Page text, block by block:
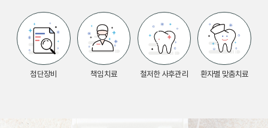
첨단장비 책임치료 철저한 사후관리 환자별 맞춤치료